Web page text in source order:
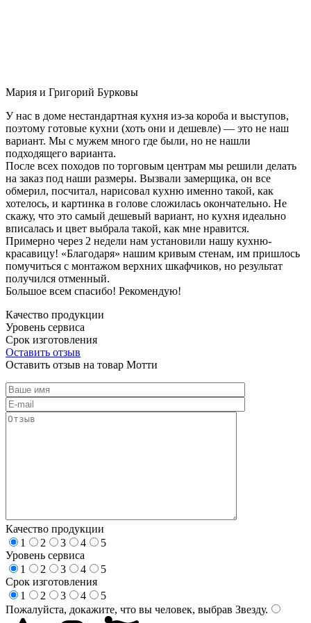
Мария и Григорий Бурковы
У нас в доме нестандартная кухня из-за короба и выступов,
поэтому готовые кухни (хоть они и дешевле) — это не наш
вариант. Мы с мужем много где были, но не нашли
подходящего варианта.
После всех походов по торговым центрам мы решили делать
на заказ под наши размеры. Вызвали замерщика, он все
обмерил, посчитал, нарисовал кухню именно такой, как
хотелось, и картинка в голове сложилась окончательно. Не
скажу, что это самый дешевый вариант, но кухня идеально
вписалась и цвет выбрала такой, как мне нравится.
Примерно через 2 недели нам установили нашу кухню-
красавицу! «Благодаря» нашим кривым стенам, им пришлось
помучиться с монтажом верхних шкафчиков, но результат
получился отменный.
Большое всем спасибо! Рекомендую!
Качество продукции
Уровень сервиса
Срок изготовления
Оставить отзыв
Оставить отзыв на товар Мотти
Качество продукции
1
2 3 4
5
Уровень сервиса
1
2 3 4
5
Срок изготовления
1
2 3 4
5
Пожалуйста, докажите, что вы человек, выбрав Звезду.